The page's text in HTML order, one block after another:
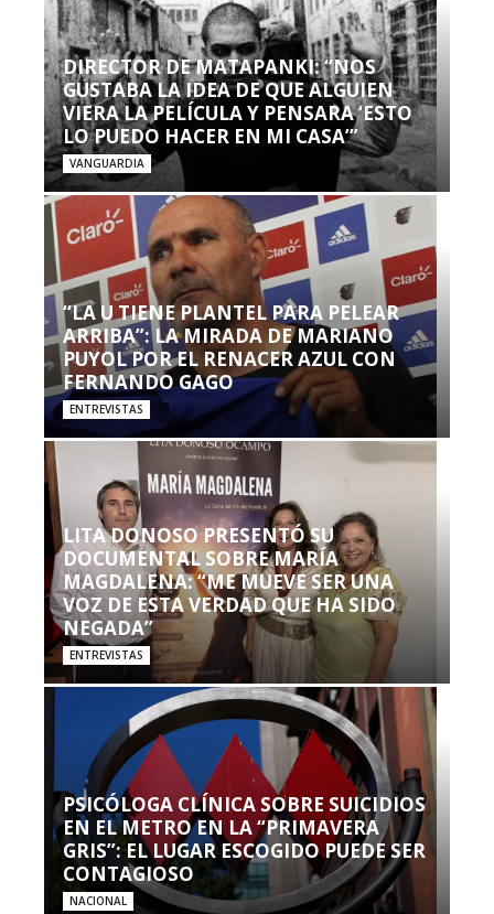
DIRECTOR DE MATAPANKI: “NOS
GUSTABA LA IDEA DE QUE ALGUIEN
VIERA LA PELÍCULA Y PENSARA ‘ESTO
LO PUEDO HACER EN MI CASA’”
VANGUARDIA
“LA U TIENE PLANTEL PARA PELEAR
ARRIBA”: LA MIRADA DE MARIANO
PUYOL POR EL RENACER AZUL CON
FERNANDO GAGO
ENTREVISTAS
LITA DONOSO PRESENTÓ SU
DOCUMENTAL SOBRE MARÍA
MAGDALENA: “ME MUEVE SER UNA
VOZ DE ESTA VERDAD QUE HA SIDO
NEGADA”
ENTREVISTAS
PSICÓLOGA CLÍNICA SOBRE SUICIDIOS
EN EL METRO EN LA “PRIMAVERA
GRIS”: EL LUGAR ESCOGIDO PUEDE SER
CONTAGIOSO
NACIONAL